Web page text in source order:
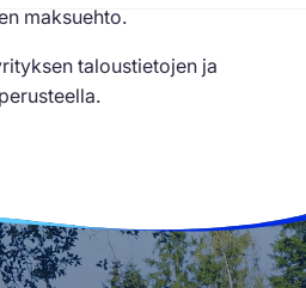
maksuehto.
taloustietojen ja